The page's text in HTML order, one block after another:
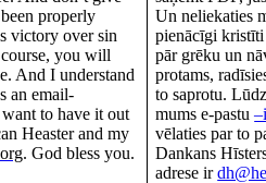
properly
victory over sin
you will
And I understand
an email-
to have it out
Heaster and my
.God bless you.
Un neliekaties
pienācīgi
pār grēku un
protams,
to saprotu.
mums e-pastu
vēlaties par to
Dankans
adrese ir